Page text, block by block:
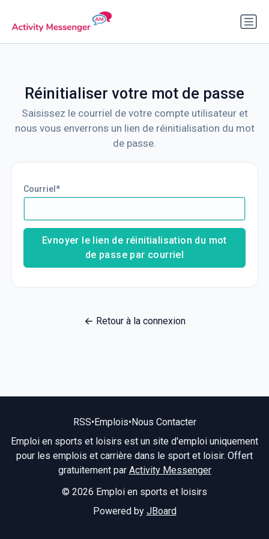
Réinitialiser votre mot de passe
Saisissez le courriel de votre compte utilisateur et
nous vous enverrons un lien de réinitialisation du mot
de passe.
Courriel
Evnoyer le lien de réinitialisation du mot
de passe par courriel
Retour à la connexion
RSS•Emplois•Nous Contacter
Emploi en sports et loisirs est un site d'emploi uniquement
pour les emplois et carrière dans le sport et loisir. Offert
gratuitement par Activity Messenger
© 2026 Emploi en sports et loisirs
Powered by JBoard